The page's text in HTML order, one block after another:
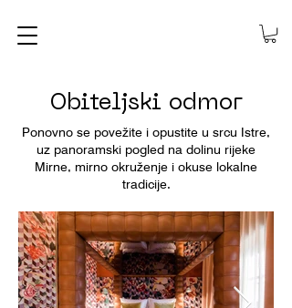
Obiteljski odmor
Ponovno se povežite i opustite u srcu Istre,
uz panoramski pogled na dolinu rijeke
Mirne, mirno okruženje i okuse lokalne
tradicije.